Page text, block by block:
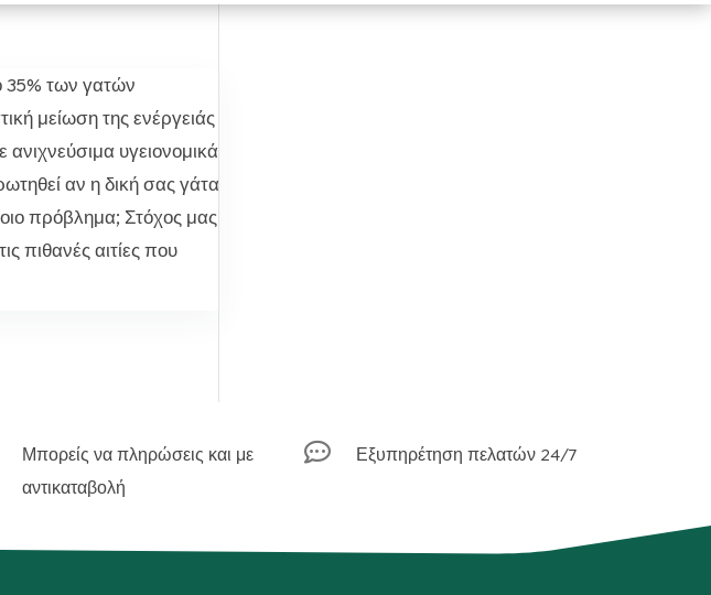
35% των γατών
μείωση της ενέργειάς
ανιχνεύσιμα υγειονομικά
αν η δική σας γάτα
πρόβλημα; Στόχος μας
πιθανές αιτίες που
Μπορείς να πληρώσεις και με
αντικαταβολή
 Εξυπηρέτηση πελατών 24/7